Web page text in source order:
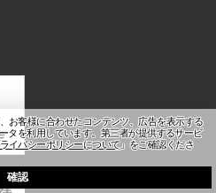
お客様に合わせたコンテンツ、広告を表示する
タを利用しています。第三者が提供するサービ
イバシーポリシーについて」をご確認くださ
確認